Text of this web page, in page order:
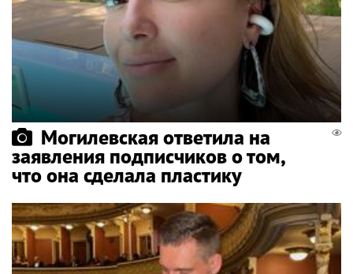
Могилевская ответила на
заявления подписчиков о том,
что она сделала пластику